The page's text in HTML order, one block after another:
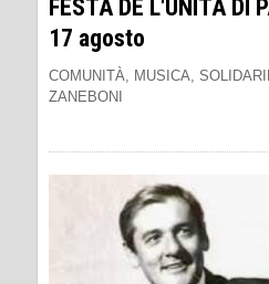
FESTA DE L'UNITÀ DI
17 agosto
COMUNITÀ, MUSICA,
ZANEBONI